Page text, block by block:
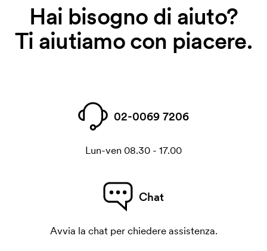
Hai bisogno di aiuto?
Ti aiutiamo con piacere.
02-0069 7206
Lun-ven 08.30 - 17.00
Chat
Avvia la chat per chiedere assistenza.